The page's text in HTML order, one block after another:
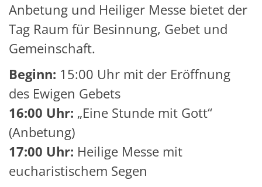
Anbetung und Heiliger Messe bietet der
Tag Raum für Besinnung, Gebet und
Gemeinschaft.
Beginn: 15:00 Uhr mit der Eröffnung
des Ewigen Gebets
16:00 Uhr: „Eine Stunde mit Gott“
(Anbetung)
17:00 Uhr: Heilige Messe mit
eucharistischem Segen